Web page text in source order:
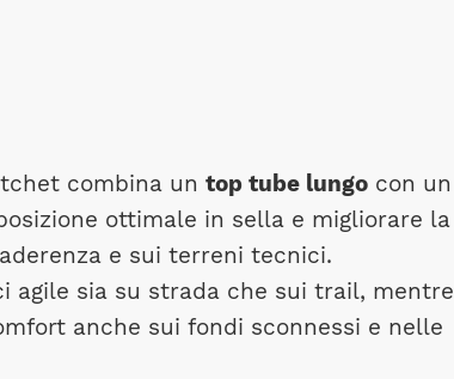
combina un top tube lungo con un
ottimale in sella e migliorare la
e sui terreni tecnici.
agile sia su strada che sui trail, mentre
anche sui fondi sconnessi e nelle